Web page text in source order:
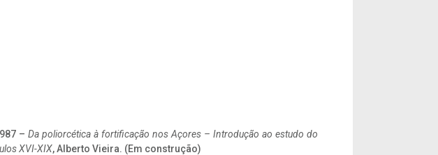
– Da poliorcética à fortificação nos Açores – Introdução ao estudo do
XVI-XIX, Alberto Vieira. (Em construção)